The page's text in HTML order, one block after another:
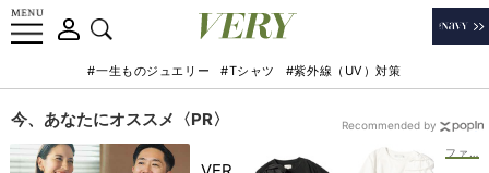
#一生ものジュエリー #Tシャツ #紫外線（UV）対策
今、あなたにオススメ〈PR〉 Recommended by